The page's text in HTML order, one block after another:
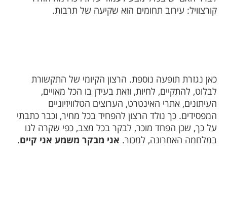
קורצוויל: עירוב תחומים הוא שקיעה של תרבות.
כאן נגזרת תופעה נוספת. הרצון הקיומי של התקשורת
לבלוט, להתקיים, לחיות, וזאת בעידן בו הכל מאויים,
העיתונים, אתרי האינטרט, הערוצים הטלוויזיוניים
המפסידים. כך נולד הרצון להפחיד בכל מחיר, וכבר כתבתי
על כך, שכן הפחד מוכר, לבקר בכל מצב, כפי שקרה לנו
במלחמה האחרונה, למכור. אני מבקר משמע אני קיים.